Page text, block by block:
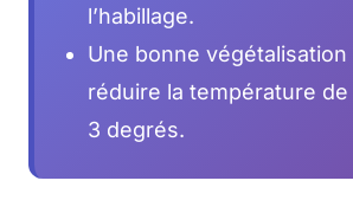
l’habillage.
Une bonne
réduire la température de
3 degrés.